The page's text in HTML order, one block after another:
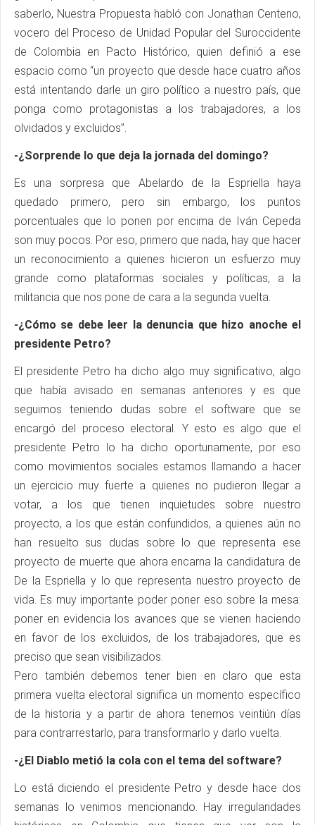
saberlo, Nuestra Propuesta habló con Jonathan Centeno,
vocero del Proceso de Unidad Popular del Suroccidente
de Colombia en Pacto Histórico, quien definió a ese
espacio como “un proyecto que desde hace cuatro años
está intentando darle un giro político a nuestro país, que
ponga como protagonistas a los trabajadores, a los
olvidados y excluidos”.
-¿Sorprende lo que deja la jornada del domingo?
Es una sorpresa que Abelardo de la Espriella haya
quedado primero, pero sin embargo, los puntos
porcentuales que lo ponen por encima de Iván Cepeda
son muy pocos. Por eso, primero que nada, hay que hacer
un reconocimiento a quienes hicieron un esfuerzo muy
grande como plataformas sociales y políticas, a la
militancia que nos pone de cara a la segunda vuelta.
-¿Cómo se debe leer la denuncia que hizo anoche el
presidente Petro?
El presidente Petro ha dicho algo muy significativo, algo
que había avisado en semanas anteriores y es que
seguimos teniendo dudas sobre el software que se
encargó del proceso electoral. Y esto es algo que el
presidente Petro lo ha dicho oportunamente, por eso
como movimientos sociales estamos llamando a hacer
un ejercicio muy fuerte a quienes no pudieron llegar a
votar, a los que tienen inquietudes sobre nuestro
proyecto, a los que están confundidos, a quienes aún no
han resuelto sus dudas sobre lo que representa ese
proyecto de muerte que ahora encarna la candidatura de
De la Espriella y lo que representa nuestro proyecto de
vida. Es muy importante poder poner eso sobre la mesa:
poner en evidencia los avances que se vienen haciendo
en favor de los excluidos, de los trabajadores, que es
preciso que sean visibilizados.
Pero también debemos tener bien en claro que esta
primera vuelta electoral significa un momento específico
de la historia y a partir de ahora tenemos veintiún días
para contrarrestarlo, para transformarlo y darlo vuelta.
-¿El Diablo metió la cola con el tema del software?
Lo está diciendo el presidente Petro y desde hace dos
semanas lo venimos mencionando. Hay irregularidades